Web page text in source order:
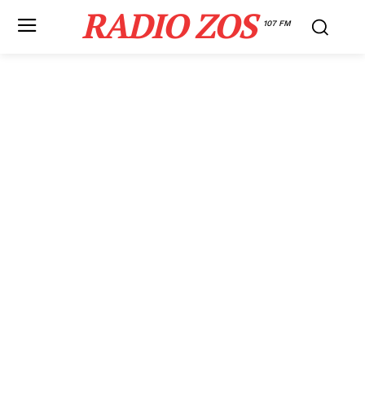
RADIO ZOS 107 FM